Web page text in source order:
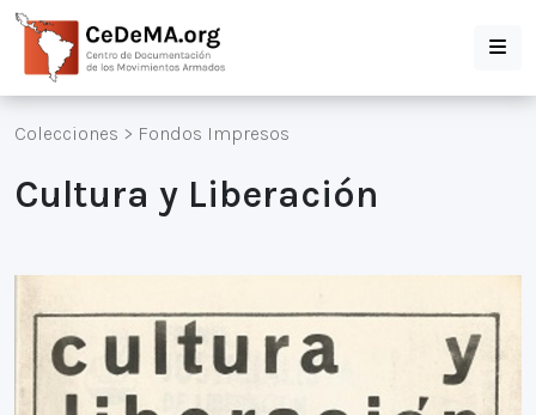
Colecciones > Fondos Impresos
Cultura y Liberación